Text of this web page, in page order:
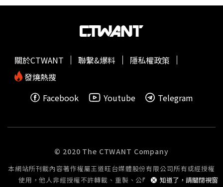
依加重詐欺、組織犯罪防制條例、《詐欺犯罪危害防制條
李姓主嫌及王姓幹部經法院裁定羈押禁見。刑事警察局提
醒，網路上假冒名人、投資專家推薦投資平台的詐騙手法層
慮可立即撥打165反詐騙專線或110查證；另對於網路高薪
徵才資訊也應提高警覺，避免誤當詐騙集團
知道了，請關閉視窗
關於CTWANT 聯繫&爆料
隱私權政策
發燒熱搜
Facebook
Youtube Telegram
© 2020 The CTWANT Company
本網站所刊載內容著作權屬王道旺台媒體股份有限公司所有或經授權
使用，他人非經授權不許轉載、重製、公開播送或公開傳輸。